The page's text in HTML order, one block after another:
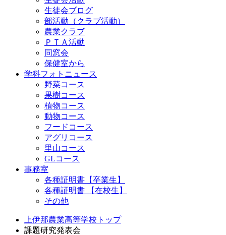
生徒会ブログ
部活動（クラブ活動）
農業クラブ
ＰＴＡ活動
同窓会
保健室から
学科フォトニュース
野菜コース
果樹コース
植物コース
動物コース
フードコース
アグリコース
里山コース
GLコース
事務室
各種証明書【卒業生】
各種証明書 【在校生】
その他
上伊那農業高等学校トップ
課題研究発表会